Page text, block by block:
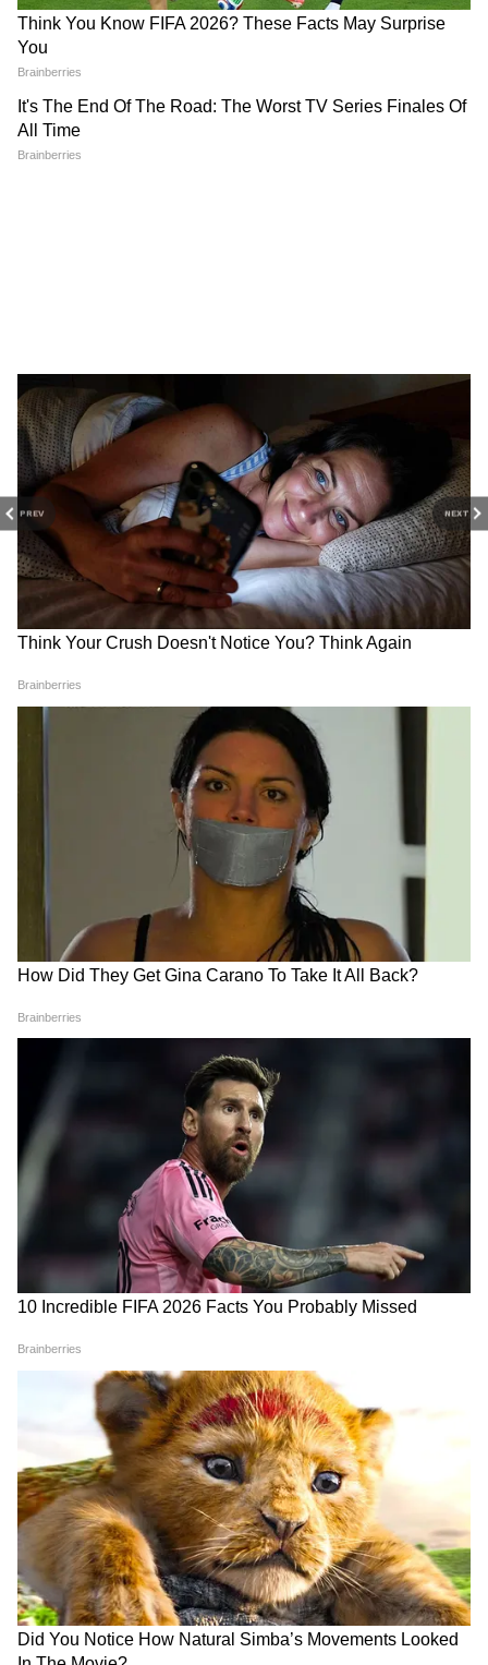
PREV NEXT
DOWNLOAD APP
RECOMMENDED STORIES
कोरिया मास्टर्स: श्रीकांत पहले दौर में
बाहर, तन्वी शर्मा दूसरे दौर में
पैरा-एथलीटों ने CWG में बढ़ाया देश
का मान, PCI अध्यक्ष ने की सराहना।
2027 वनडे वर्ल्ड कप क्वालीफ़ायर
की तारीख़ों का ऐलान, जानें कैसा है
अहमदाबाद, नंबर-1 बनने का लक्ष्य:
हर्ष संघवी
LATEST VIDEOS
Bombay High Court On E20: Nitin
Gadkari को बॉम्बे हाईकोर्ट से बड़ी राहत,
Meta, Google को दिया आदेश
रांची प्रोटेस्ट में अब अड़ गए छात्र, बजी तालियां
और छात्रों का जोश दिखा हाई